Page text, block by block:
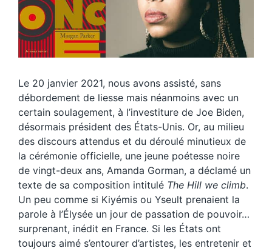
Le 20 janvier 2021, nous avons assisté, sans
débordement de liesse mais néanmoins avec un
certain soulagement, à l’investiture de Joe Biden,
désormais président des États-Unis. Or, au milieu
des discours attendus et du déroulé minutieux de
la cérémonie officielle, une jeune poétesse noire
de vingt-deux ans, Amanda Gorman, a déclamé un
texte de sa composition intitulé The Hill we climb.
Un peu comme si Kiyémis ou Yseult prenaient la
parole à l’Élysée un jour de passation de pouvoir…
surprenant, inédit en France. Si les États ont
toujours aimé s’entourer d’artistes, les entretenir et